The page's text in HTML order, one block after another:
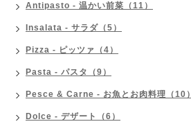
Antipasto - 温かい前菜（11）
Insalata - サラダ（5）
Pizza - ピッツァ（4）
Pasta - パスタ（9）
Pesce & Carne - お魚とお肉料理（10）
Dolce - デザート（6）